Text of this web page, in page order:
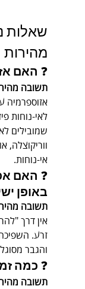
מהירות
❓ האם
תשובה
אזוספרמיה
לאי-נוחות
שמובילים
ווריקוצלה,
אי-נוחות.
❓ האם
באופן
תשובה
אין דרך
זרע.
והגבר
❓ כמה
תשובה